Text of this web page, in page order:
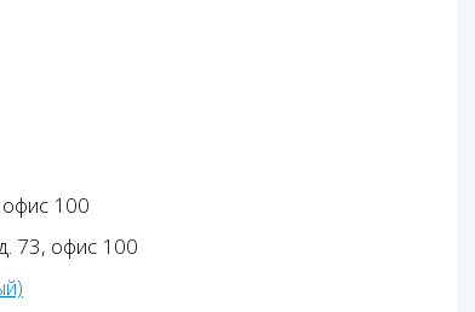
100
73, офис 100